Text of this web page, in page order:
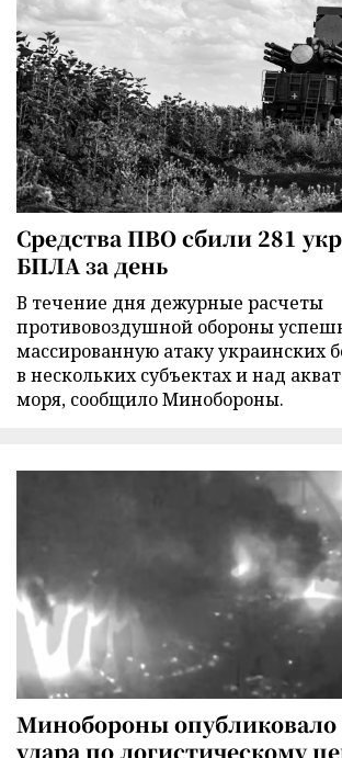
Средства ПВО сбили 281
БПЛА за день
В течение дня дежурные расчеты
противовоздушной обороны
массированную атаку украинских
в нескольких субъектах и над
моря, сообщило Минобороны.
Минобороны опубликовало
удара по логистическому